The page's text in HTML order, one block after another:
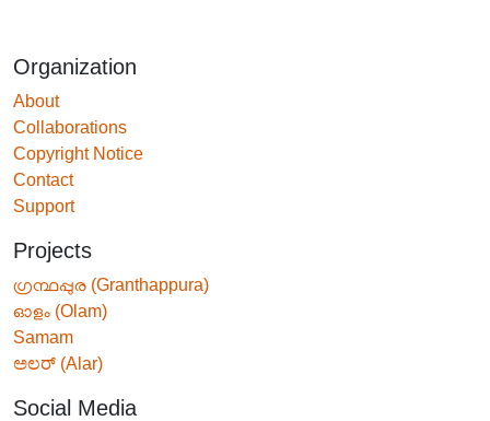
Organization
About
Collaborations
Copyright Notice
Contact
Support
Projects
ഗ്രന്ഥപ്പുര (Granthappura)
ഓളം (Olam)
Samam
ಅಲರ್ (Alar)
Social Media